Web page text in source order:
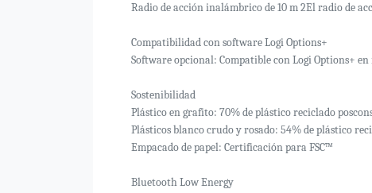
Radio de acción inalámbrico de 10 m 2El radio de
Compatibilidad con software Logi Options+
Software opcional: Compatible con Logi Options+ en
Sostenibilidad
Plástico en grafito: 70% de plástico reciclado
Plásticos blanco crudo y rosado: 54% de plástico
Empacado de papel: Certificación para FSC™
Bluetooth Low Energy